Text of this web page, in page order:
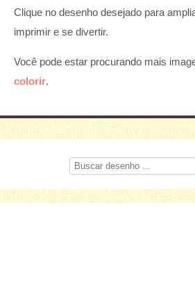
Clique no desenho desejado para
imprimir e se divertir.
Você pode estar procurando mais
colorir.
Procurar